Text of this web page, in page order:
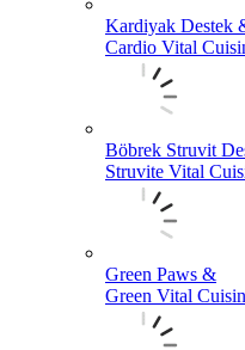
Kardiyak Destek
Cardio Vital
Böbrek Struvit
Struvite Vital
Green Paws &
Green Vital